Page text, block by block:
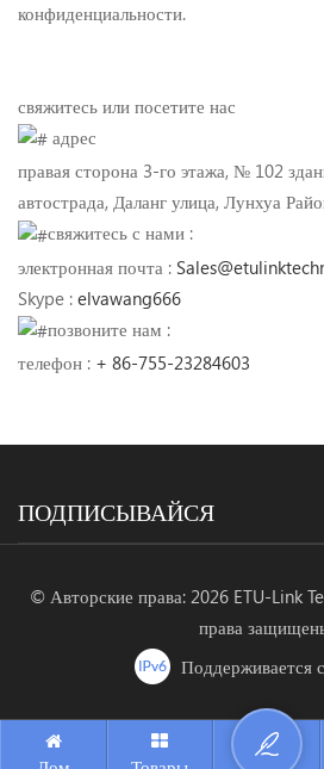
конфиденциальности.
свяжитесь или посетите нас
адрес
правая сторона 3-го этажа, № 102
автострада, Даланг улица, Лунхуа
свяжитесь с нами :
электронная почта :
Skype : elvawang666
позвоните нам :
телефон : + 86-755-23284603
ПОДПИСЫВАЙСЯ
© Авторские права: 2026 ETU-Link
права
Поддерживается